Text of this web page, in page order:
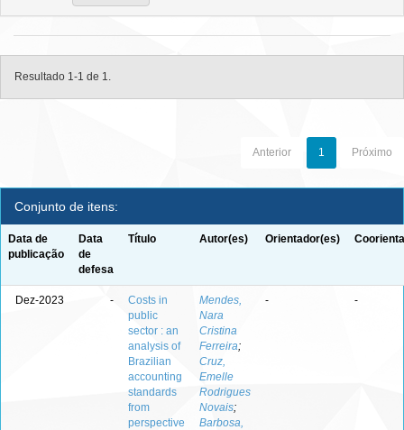
Resultado 1-1 de 1.
Anterior 1 Próximo
Conjunto de itens:
Data de
publicação
Data
de
defesa
Título Autor(es) Orientador(es)
Dez-2023 -
Costs in
public
sector : an
analysis of
Brazilian
accounting
standards
from
perspective
Mendes,
Nara
Cristina
Ferreira;
Cruz,
Emelle
Rodrigues
Novais;
Barbosa,
- -